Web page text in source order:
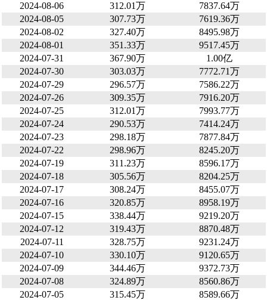
2024-08-06
312.01万
7837.64万
2024-08-05
307.73万
7619.36万
2024-08-02
327.40万
8495.98万
2024-08-01
351.33万
9517.45万
2024-07-31
367.90万
1.00亿
2024-07-30
303.03万
7772.71万
2024-07-29
296.57万
7586.22万
2024-07-26
309.35万
7916.20万
2024-07-25
312.01万
7993.77万
2024-07-24
290.53万
7414.24万
2024-07-23
298.18万
7877.84万
2024-07-22
298.96万
8245.20万
2024-07-19
311.23万
8596.17万
2024-07-18
305.56万
8204.25万
2024-07-17
308.24万
8455.07万
2024-07-16
320.85万
8958.19万
2024-07-15
338.44万
9219.20万
2024-07-12
319.43万
8870.48万
2024-07-11
328.75万
9231.24万
2024-07-10
330.10万
9120.65万
2024-07-09
344.46万
9372.73万
2024-07-08
324.89万
8560.86万
2024-07-05
315.45万
8589.66万